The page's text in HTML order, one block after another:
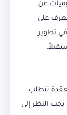
عن
على
تطوير
تتطلب
النظر إلى